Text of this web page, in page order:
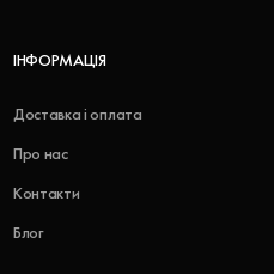
ІНФОРМАЦІЯ
Доставка і оплата
Про нас
Контакти
Блог